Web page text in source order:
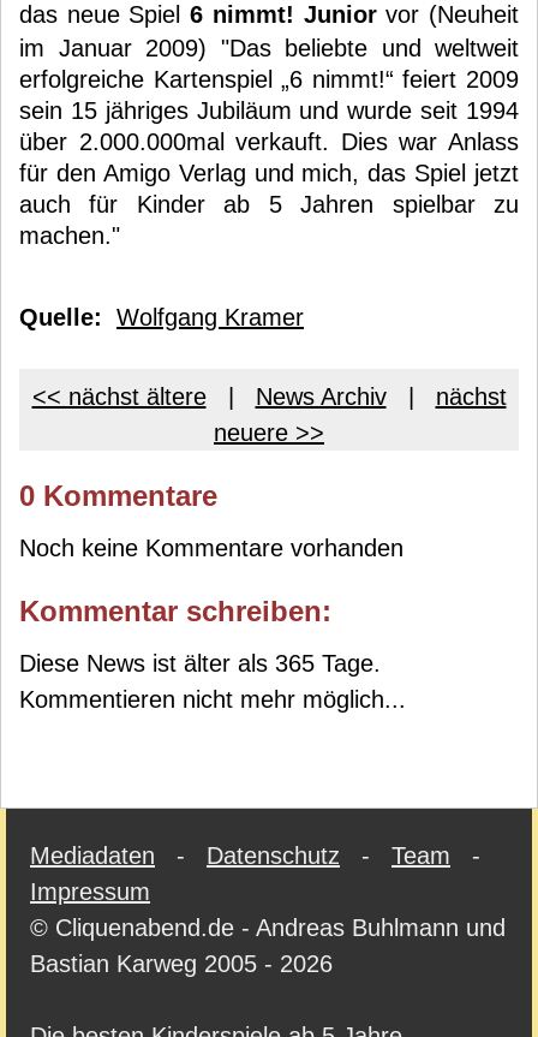
das neue Spiel6 nimmt! Juniorvor (Neuheit
im Januar 2009) "Das beliebte und weltweit
erfolgreiche Kartenspiel „6 nimmt!“ feiert 2009
sein 15 jähriges Jubiläum und wurde seit 1994
über 2.000.000mal verkauft. Dies war Anlass
für den Amigo Verlag und mich, das Spiel jetzt
auch für Kinder ab 5 Jahren spielbar zu
machen."
Quelle: Wolfgang Kramer
<< nächst ältere| News Archiv| nächst
neuere >>
0 Kommentare
Noch keine Kommentare vorhanden
Kommentar schreiben:
Diese News ist älter als 365 Tage.
Kommentieren nicht mehr möglich...
Mediadaten - Datenschutz - Team -
Impressum
© Cliquenabend.de - Andreas Buhlmann und
Bastian Karweg 2005 - 2026